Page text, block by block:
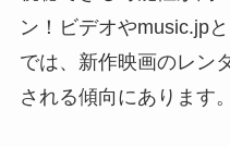
ン！ビデオやmusic.jp
では、新作映画のレン
される傾向にあります。